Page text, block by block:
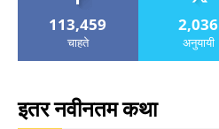
113,459
चाहते
2,036
अनुयायी
इतर नवीनतम कथा